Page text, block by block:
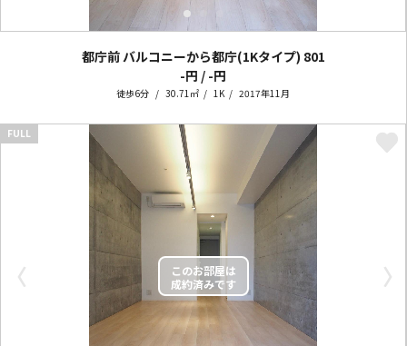
都庁前 バルコニーから都庁(1Kタイプ) 801
-円 / -円
徒歩6分 30.71㎡ 1K 2017年11月
〈 〉
FULL